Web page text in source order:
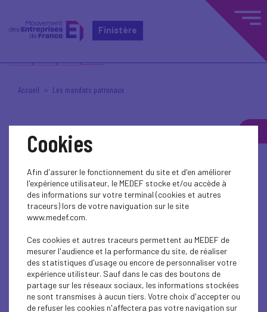
Finistère
Accueil Les mandats patronaux
Les mandats patronaux
C'est quoi un mandat ?
Quelles sont les missions d’un mandataire ?
Cookies
Afin d'assurer le fonctionnement du site et d'en améliorer
l'expérience utilisateur, le MEDEF stocke et/ou accède à
des informations sur votre terminal (cookies et autres
traceurs) lors de votre naviguation sur le site
www.medef.com.
Ces cookies et autres traceurs permettent au MEDEF de
mesurer l'audience et la performance du site, de réaliser
des statistiques d'usage ou encore de personnaliser votre
expérience utilisteur. Sauf dans le cas des boutons de
partage sur les réseaux sociaux, les informations stockées
ne sont transmises à aucun tiers. Votre choix d'accepter ou
de refuser les cookies n'affectera pas votre navigation sur